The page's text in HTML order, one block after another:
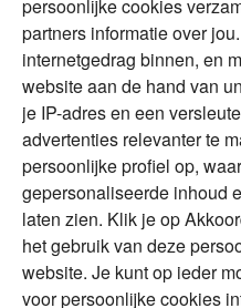
buitenland
DGA
Erfenis
Alles voor en
Over ABN AMRO
persoonlijke cookies
partners informatie over
internetgedrag binnen, en
website aan de hand van
je IP-adres en een
advertenties relevanter te
persoonlijke profiel op,
gepersonaliseerde inhoud
laten zien. Klik je op
het gebruik van deze
website. Je kunt op ieder
voor persoonlijke cookies